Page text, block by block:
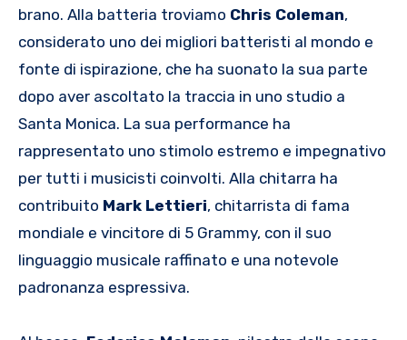
brano. Alla batteria troviamo Chris Coleman,
considerato uno dei migliori batteristi al mondo e
fonte di ispirazione, che ha suonato la sua parte
dopo aver ascoltato la traccia in uno studio a
Santa Monica. La sua performance ha
rappresentato uno stimolo estremo e impegnativo
per tutti i musicisti coinvolti. Alla chitarra ha
contribuito Mark Lettieri, chitarrista di fama
mondiale e vincitore di 5 Grammy, con il suo
linguaggio musicale raffinato e una notevole
padronanza espressiva.